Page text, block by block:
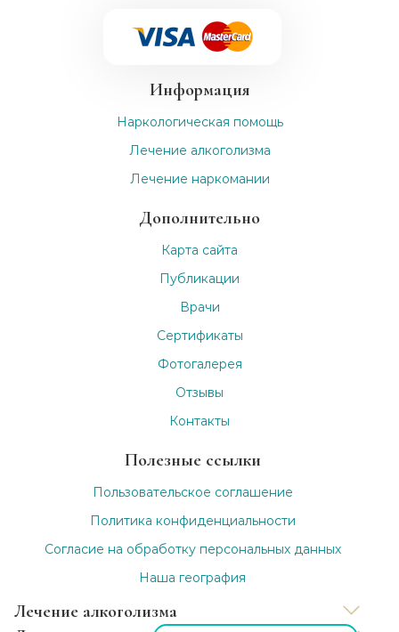
Информация
Наркологическая помощь
Лечение алкоголизма
Лечение наркомании
Дополнительно
Карта сайта
Публикации
Врачи
Сертификаты
Фотогалерея
Отзывы
Контакты
Полезные ссылки
Пользовательское соглашение
Политика конфиденциальности
Согласие на обработку персональных данных
Наша география
Лечение алкоголизма